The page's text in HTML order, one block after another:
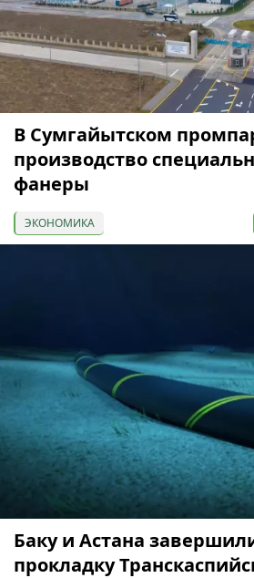
В Сумгайытском
производство
фанеры
ЭКОНОМИКА
Баку и Астана
прокладку